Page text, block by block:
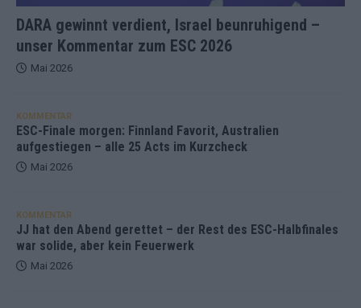
DARA gewinnt verdient, Israel beunruhigend –
unser Kommentar zum ESC 2026
Mai 2026
KOMMENTAR
ESC-Finale morgen: Finnland Favorit, Australien
aufgestiegen – alle 25 Acts im Kurzcheck
Mai 2026
KOMMENTAR
JJ hat den Abend gerettet – der Rest des ESC-Halbfinales
war solide, aber kein Feuerwerk
Mai 2026